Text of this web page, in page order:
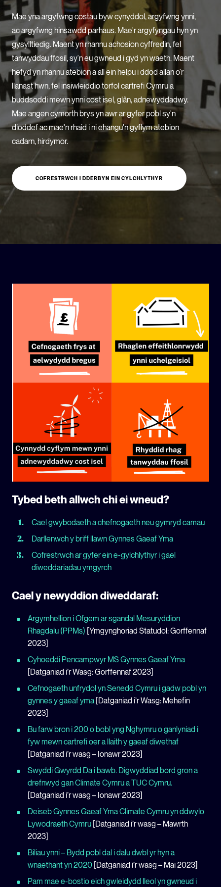
Mae yna argyfwng costau byw cynyddol, argyfwng ynni,
ac argyfwng hinsawdd parhaus. Mae'r argyfyngau hyn yn
gysylltiedig. Maent yn rhannu achosion cyffredin, fel
tanwyddau ffosil, sy'n eu gwneud i gyd yn waeth. Maent
hefyd yn rhannu atebion a all ein helpu i ddod allan o'r
llanast hwn, fel insiwleiddio torfol cartrefi Cymru a
buddsoddi mewn ynni cost isel, glân, adnewyddadwy.
Mae angen cymorth brys yn awr ar gyfer pobl sy'n
dioddef ac mae'n rhaid i ni ehangu'n gyflym atebion
cadarn, hirdymor.
COFRESTRWCH I DDERBYN EIN CYLCHLYTHYR
Tybed beth allwch chi ei wneud?
Cael gwybodaeth a chefnogaeth neu gymryd camau
Darllenwch y briff llawn Gynnes Gaeaf Yma
Cofrestrwch ar gyfer ein e-gylchlythyr i gael
diweddariadau ymgyrch
Cael y newyddion diweddaraf:
Argymhellion i Ofgem ar sgandal Mesuryddion
Rhagdalu (PPMs) [Ymgynghoriad Statudol: Gorffennaf
2023]
Cyhoeddi Pencampwyr MS Gynnes Gaeaf Yma
[Datganiad i’r Wasg: Gorffennaf 2023]
Cefnogaeth unfrydol yn Senedd Cymru i gadw pobl yn
gynnes y gaeaf yma [Datganiad i’r Wasg: Mehefin
2023]
Bu farw bron i 200 o bobl yng Nghymru o ganlyniad i
fyw mewn cartrefi oer a llaith y gaeaf diwethaf
[Datganiad i’r wasg – Ionawr 2023]
Swyddi Gwyrdd Da i bawb. Digwyddiad bord gron a
drefnwyd gan Climate Cymru a TUC Cymru.
[Datganiad i’r wasg – Ionawr 2023]
Deiseb Gynnes Gaeaf Yma Climate Cymru yn ddwylo
Lywodraeth Cymru [Datganiad i’r wasg – Mawrth
2023]
Biliau ynni – Bydd pobl dal i dalu dwbl yr hyn a
wnaethant yn 2020 [Datganiad i’r wasg – Mai 2023]
Pam mae e-bostio eich gwleidydd lleol yn gwneud i
LLYSGENHADON HINSAWDD IEUENCTID
YSGOLION
ECOSYSTEM CYLLID